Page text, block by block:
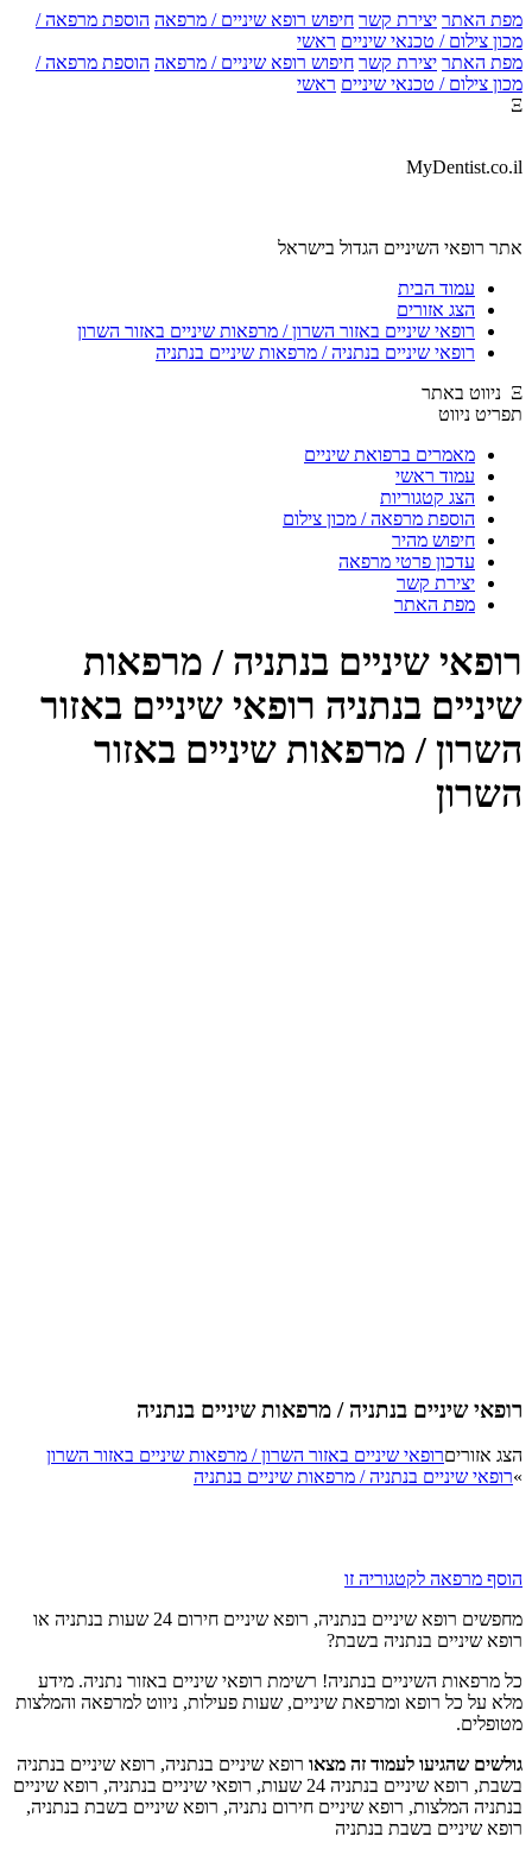
האתר יצירת קשר חיפוש רופא שיניים / מרפאה הוספת מרפאה /
צילום / טכנאי שיניים ראשי
האתר יצירת קשר חיפוש רופא שיניים / מרפאה הוספת מרפאה /
צילום / טכנאי שיניים ראשי
רופאי השיניים הגדול בישראל
עמוד הבית
הצג אזורים
רופאי שיניים באזור השרון / מרפאות שיניים באזור השרון
רופאי שיניים בנתניה / מרפאות שיניים בנתניה
ניווט
מאמרים ברפואת שיניים
עמוד ראשי
הצג קטגוריות
הוספת מרפאה / מכון צילום
חיפוש מהיר
עדכון פרטי מרפאה
יצירת קשר
מפת האתר
שיניים בנתניה / מרפאות
בנתניה רופאי שיניים באזור
/ מרפאות שיניים באזור
שיניים בנתניה / מרפאות שיניים בנתניה
אזוריםרופאי שיניים באזור השרון / מרפאות שיניים באזור השרון
שיניים בנתניה / מרפאות שיניים בנתניה
מרפאה לקטגוריה זו
מחפשים רופא שיניים בנתניה, רופא שיניים חירום 24 שעות בנתניה או
שיניים בנתניה בשבת?
השיניים בנתניה! רשימת רופאי שיניים באזור נתניה. מידע
על כל רופא ומרפאת שיניים, שעות פעילות, ניווט למרפאה והמלצות
שהגיעו לעמוד זה מצאורופא שיניים בנתניה, רופא שיניים בנתניה
בשבת, רופא שיניים בנתניה 24 שעות, רופאי שיניים בנתניה, רופא שיניים
המלצות, רופא שיניים חירום נתניה, רופא שיניים בשבת בנתניה,
שיניים בשבת בנתניה